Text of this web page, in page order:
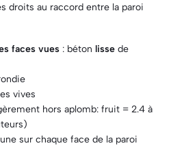
droits au raccord entre la paroi
faces vues: béton lissede
vives
hors aplomb: fruit = 2.4 à
sur chaque face de la paroi